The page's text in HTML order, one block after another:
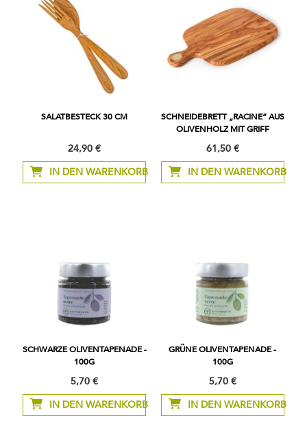
SALATBESTECK 30 CM
24,90 €
IN DEN WARENKORB
SCHNEIDEBRETT „RACINE” AUS
OLIVENHOLZ MIT GRIFF
61,50 €
IN DEN WARENKORB
SCHWARZE OLIVENTAPENADE -
100G
5,70 €
IN DEN WARENKORB
GRÜNE OLIVENTAPENADE -
100G
5,70 €
IN DEN WARENKORB